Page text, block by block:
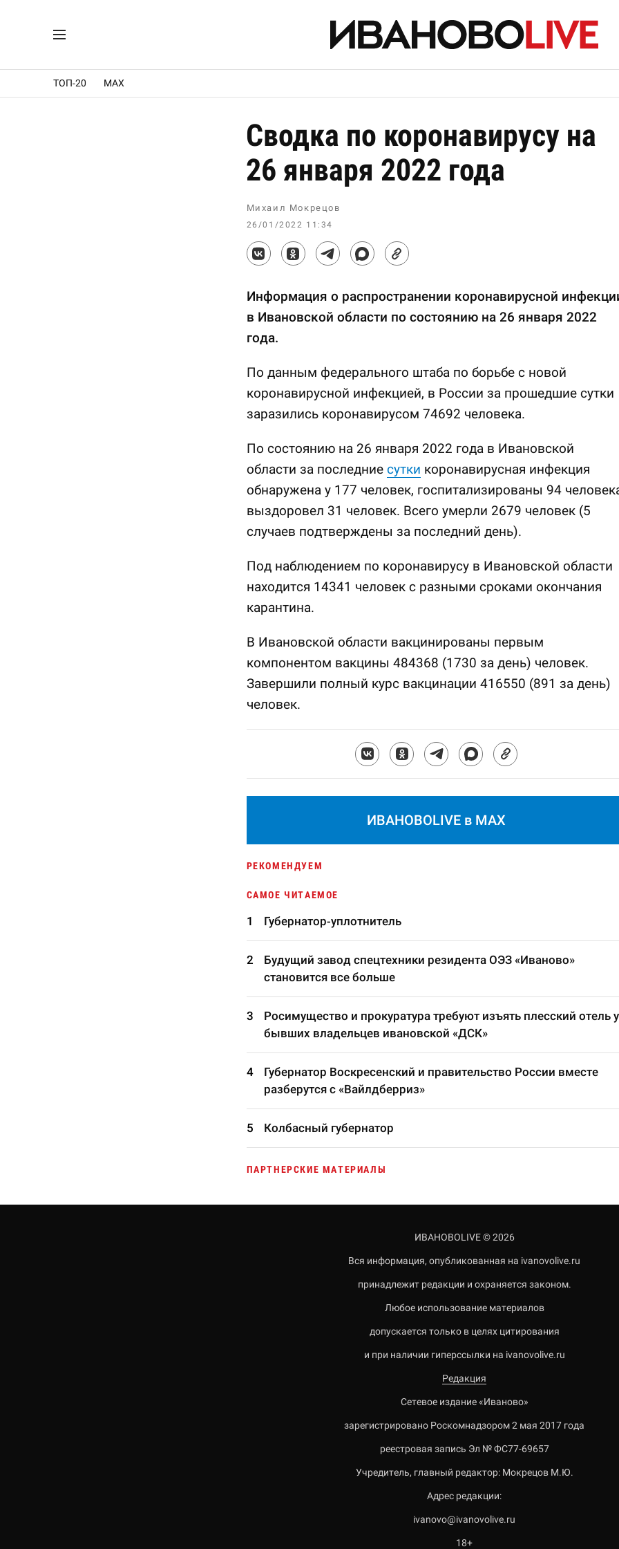
ТОП-20 MAX
Сводка по коронавирусу на
26 января 2022 года
Михаил Мокрецов
26/01/2022 11:34
Информация о распространении коронавирусной
в Ивановской области по состоянию на 26 января 2022
года.
По данным федерального штаба по борьбе с новой
коронавирусной инфекцией, в России за прошедшие сутки
заразились коронавирусом 74692 человека.
По состоянию на 26 января 2022 года в Ивановской
области за последние сутки коронавирусная инфекция
обнаружена у 177 человек, госпитализированы 94
выздоровел 31 человек. Всего умерли 2679 человек (5
случаев подтверждены за последний день).
Под наблюдением по коронавирусу в Ивановской области
находится 14341 человек с разными сроками окончания
карантина.
В Ивановской области вакцинированы первым
компонентом вакцины 484368 (1730 за день) человек.
Завершили полный курс вакцинации 416550 (891 за день)
человек.
ИВАНОВОLIVE в MAX
РЕКОМЕНДУЕМ
САМОЕ ЧИТАЕМОЕ
Губернатор-уплотнитель
Будущий завод спецтехники резидента ОЭЗ «Иваново»
становится все больше
Росимущество и прокуратура требуют изъять плесский отель у
бывших владельцев ивановской «ДСК»
Губернатор Воскресенский и правительство России вместе
разберутся с «Вайлдберриз»
Колбасный губернатор
ПАРТНЕРСКИЕ МАТЕРИАЛЫ
ИВАНОВОLIVE © 2026
Вся информация, опубликованная на ivanovolive.ru
принадлежит редакции и охраняется законом.
Любое использование материалов
допускается только в целях цитирования
и при наличии гиперссылки на ivanovolive.ru
Редакция
Сетевое издание «Иваново»
зарегистрировано Роскомнадзором 2 мая 2017 года
реестровая запись Эл № ФС77-69657
Учредитель, главный редактор: Мокрецов М.Ю.
Адрес редакции:
ivanovo@ivanovolive.ru
18+